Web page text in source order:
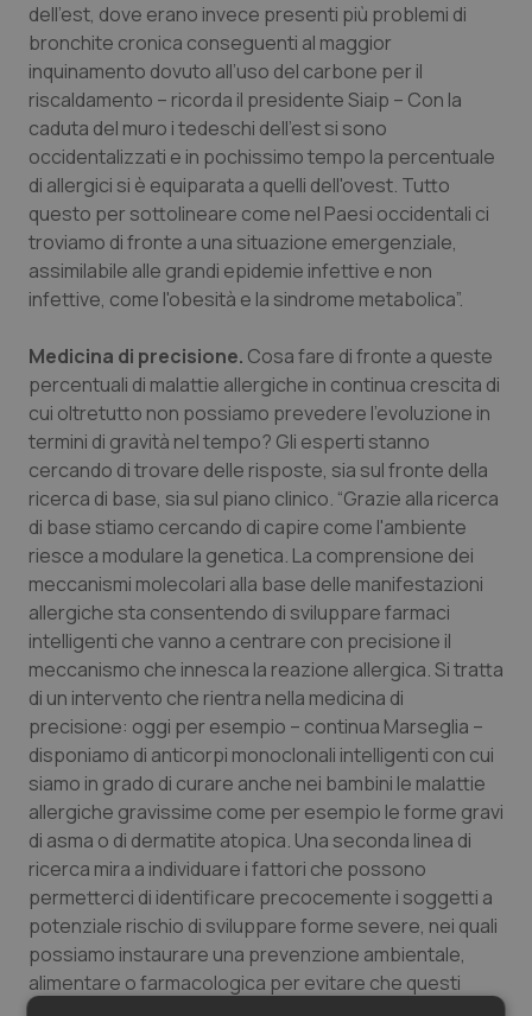
Sangue & coagulazione
Tiroide
Tumore al seno
Tumore ovarico
Tumori del Polmone & Testa Collo
Tumori gastrointestinali
Ulcera & Reflusso
Vaccini
dell'est, dove erano invece presenti più problemi di
bronchite cronica conseguenti al maggior
inquinamento dovuto all’uso del carbone per il
riscaldamento – ricorda il presidente Siaip – Con la
caduta del muro i tedeschi dell’est si sono
occidentalizzati e in pochissimo tempo la percentuale
di allergici si è equiparata a quelli dell'ovest. Tutto
questo per sottolineare come nel Paesi occidentali ci
troviamo di fronte a una situazione emergenziale,
assimilabile alle grandi epidemie infettive e non
infettive, come l'obesità e la sindrome metabolica”.
Medicina di precisione. Cosa fare di fronte a queste
percentuali di malattie allergiche in continua crescita di
cui oltretutto non possiamo prevedere l’evoluzione in
termini di gravità nel tempo? Gli esperti stanno
cercando di trovare delle risposte, sia sul fronte della
ricerca di base, sia sul piano clinico. “Grazie alla ricerca
di base stiamo cercando di capire come l'ambiente
riesce a modulare la genetica. La comprensione dei
meccanismi molecolari alla base delle manifestazioni
allergiche sta consentendo di sviluppare farmaci
intelligenti che vanno a centrare con precisione il
meccanismo che innesca la reazione allergica. Si tratta
di un intervento che rientra nella medicina di
precisione: oggi per esempio – continua Marseglia –
disponiamo di anticorpi monoclonali intelligenti con cui
siamo in grado di curare anche nei bambini le malattie
allergiche gravissime come per esempio le forme gravi
di asma o di dermatite atopica. Una seconda linea di
ricerca mira a individuare i fattori che possono
permetterci di identificare precocemente i soggetti a
potenziale rischio di sviluppare forme severe, nei quali
possiamo instaurare una prevenzione ambientale,
alimentare o farmacologica per evitare che questi